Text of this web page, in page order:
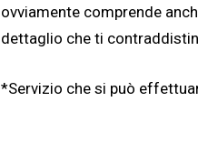
ovviamente comprende
dettaglio che ti
*Servizio che si può